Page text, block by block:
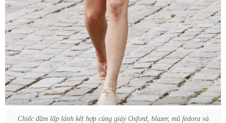
Chiếc đầm lấp lánh kết hợp cùng giày Oxford, blazer, mũ fedora và